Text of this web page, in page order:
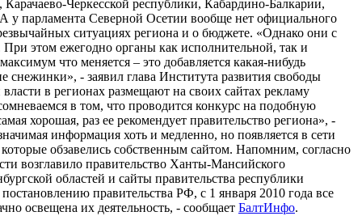
Черкесской республики, Кабардино-Балкарии,
у парламента Северной Осетии вообще нет официального
ситуациях региона и о бюджете. «Однако они с
этом ежегодно органы как исполнительной, так и
что меняется – это добавляется какая-нибудь
- заявил глава Института развития свободы
в регионах размещают на своих сайтах рекламу
в том, что проводится конкурс на подобную
хорошая, раз ее рекомендует правительство региона», -
информация хоть и медленно, но появляется в сети
обзавелись собственным сайтом. Напомним, согласно
возглавило правительство Ханты-Мансийского
областей и сайты правительства республики
правительства РФ, с 1 января 2010 года все
освещена их деятельность, - сообщает БалтИнфо.